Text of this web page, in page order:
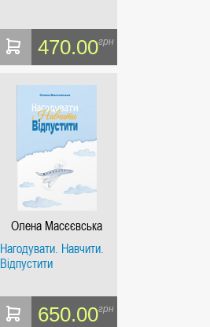
470.00грн
Олена Масєєвська
Нагодувати. Навчити.
Відпустити
650.00грн